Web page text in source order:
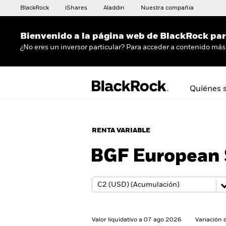
BlackRock iShares Aladdin Nuestra compañía
Bienvenido a la página web de BlackRock
¿No eres un inversor particular? Para acceder a contenido
Quiénes
RENTA VARIABLE
BGF
Valor liquidativo a 07 ago 2026 Variación